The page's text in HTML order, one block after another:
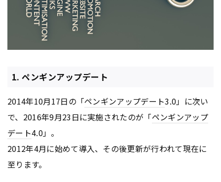
1. ペンギンアップデート
2014年10月17日の「ペンギンアップデート3.0」に次い
で、2016年9月23日に実施されたのが「ペンギンアップ
デート4.0」。
2012年4月に始めて導入、その後更新が行われて現在に
至ります。